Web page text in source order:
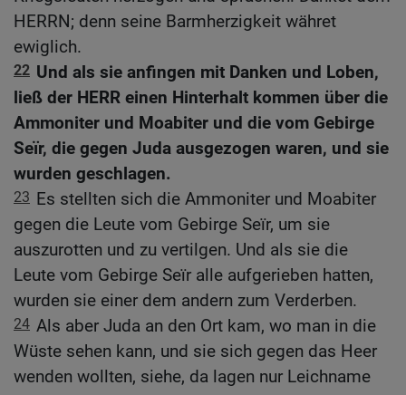
HERRN; denn seine Barmherzigkeit währet
ewiglich.
22 Und als sie anfingen mit Danken und Loben,
ließ der HERR einen Hinterhalt kommen über die
Ammoniter und Moabiter und die vom Gebirge
Seïr, die gegen Juda ausgezogen waren, und sie
wurden geschlagen.
23 Es stellten sich die Ammoniter und Moabiter
gegen die Leute vom Gebirge Seïr, um sie
auszurotten und zu vertilgen. Und als sie die
Leute vom Gebirge Seïr alle aufgerieben hatten,
wurden sie einer dem andern zum Verderben.
24 Als aber Juda an den Ort kam, wo man in die
Wüste sehen kann, und sie sich gegen das Heer
wenden wollten, siehe, da lagen nur Leichname